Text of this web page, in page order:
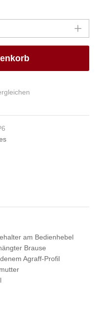
am Bedienhebel
Brause
Agraff-Profil